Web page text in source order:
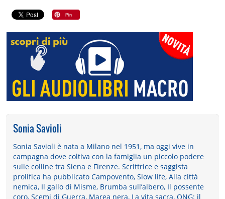
Sonia Savioli
Sonia Savioli è nata a Milano nel 1951, ma oggi vive in
campagna dove coltiva con la famiglia un piccolo podere
sulle colline tra Siena e Firenze. Scrittrice e saggista
prolifica ha pubblicato Campovento, Slow life, Alla città
nemica, Il gallo di Misme, Brumba sull’albero, Il possente
coro, Scemi di Guerra, Marea nera, La vita sacra, ONG: il